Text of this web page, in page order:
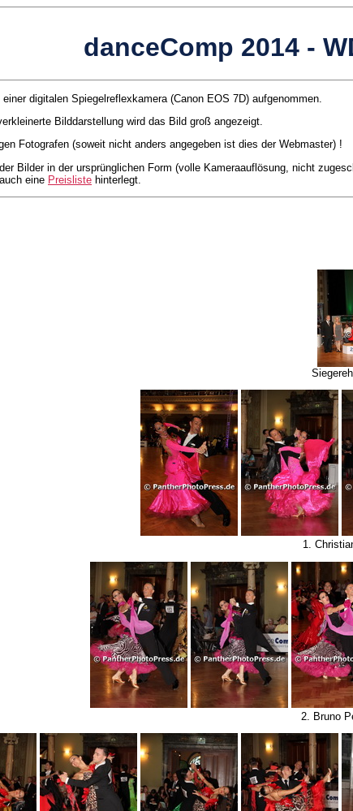
danceComp 2014 -
digitalen Spiegelreflexkamera (Canon EOS 7D) aufgenommen.
Bilddarstellung wird das Bild groß angezeigt.
Fotografen (soweit nicht anders angegeben ist dies der Webmaster) !
Bilder in der ursprünglichen Form (volle Kameraauflösung, nicht
eine Preisliste hinterlegt.
1.
2. Bruno